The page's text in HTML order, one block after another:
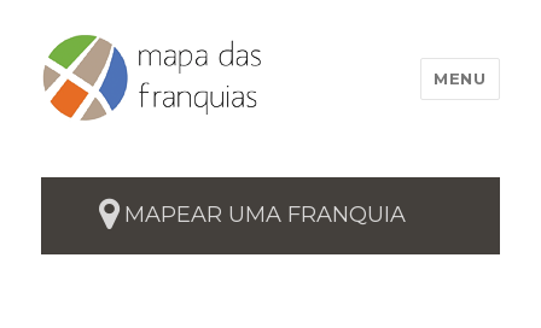
MENU
MAPEAR UMA FRANQUIA